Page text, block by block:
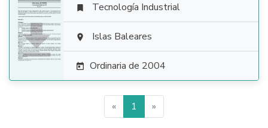

 Tecnología Industrial
 Islas Baleares
 Ordinaria de 2004
« 1 »